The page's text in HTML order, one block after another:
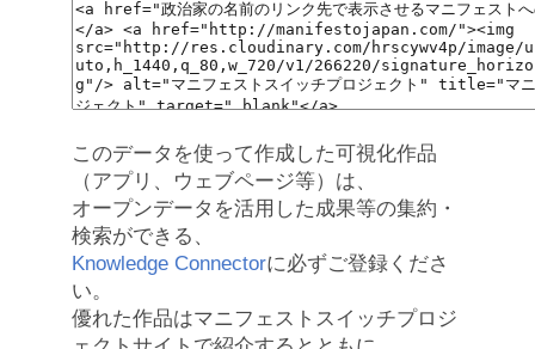
このデータを使って作成した可視化作品
（アプリ、ウェブページ等）は、
オープンデータを活用した成果等の集約・
検索ができる、
Knowledge Connectorに必ずご登録くださ
い。
優れた作品はマニフェストスイッチプロジ